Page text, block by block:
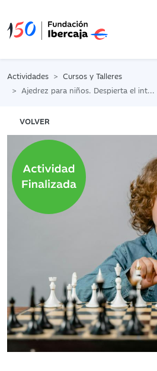
Actividades
Cursos y Talleres
Ajedrez para niños. Despierta el intelecto
VOLVER